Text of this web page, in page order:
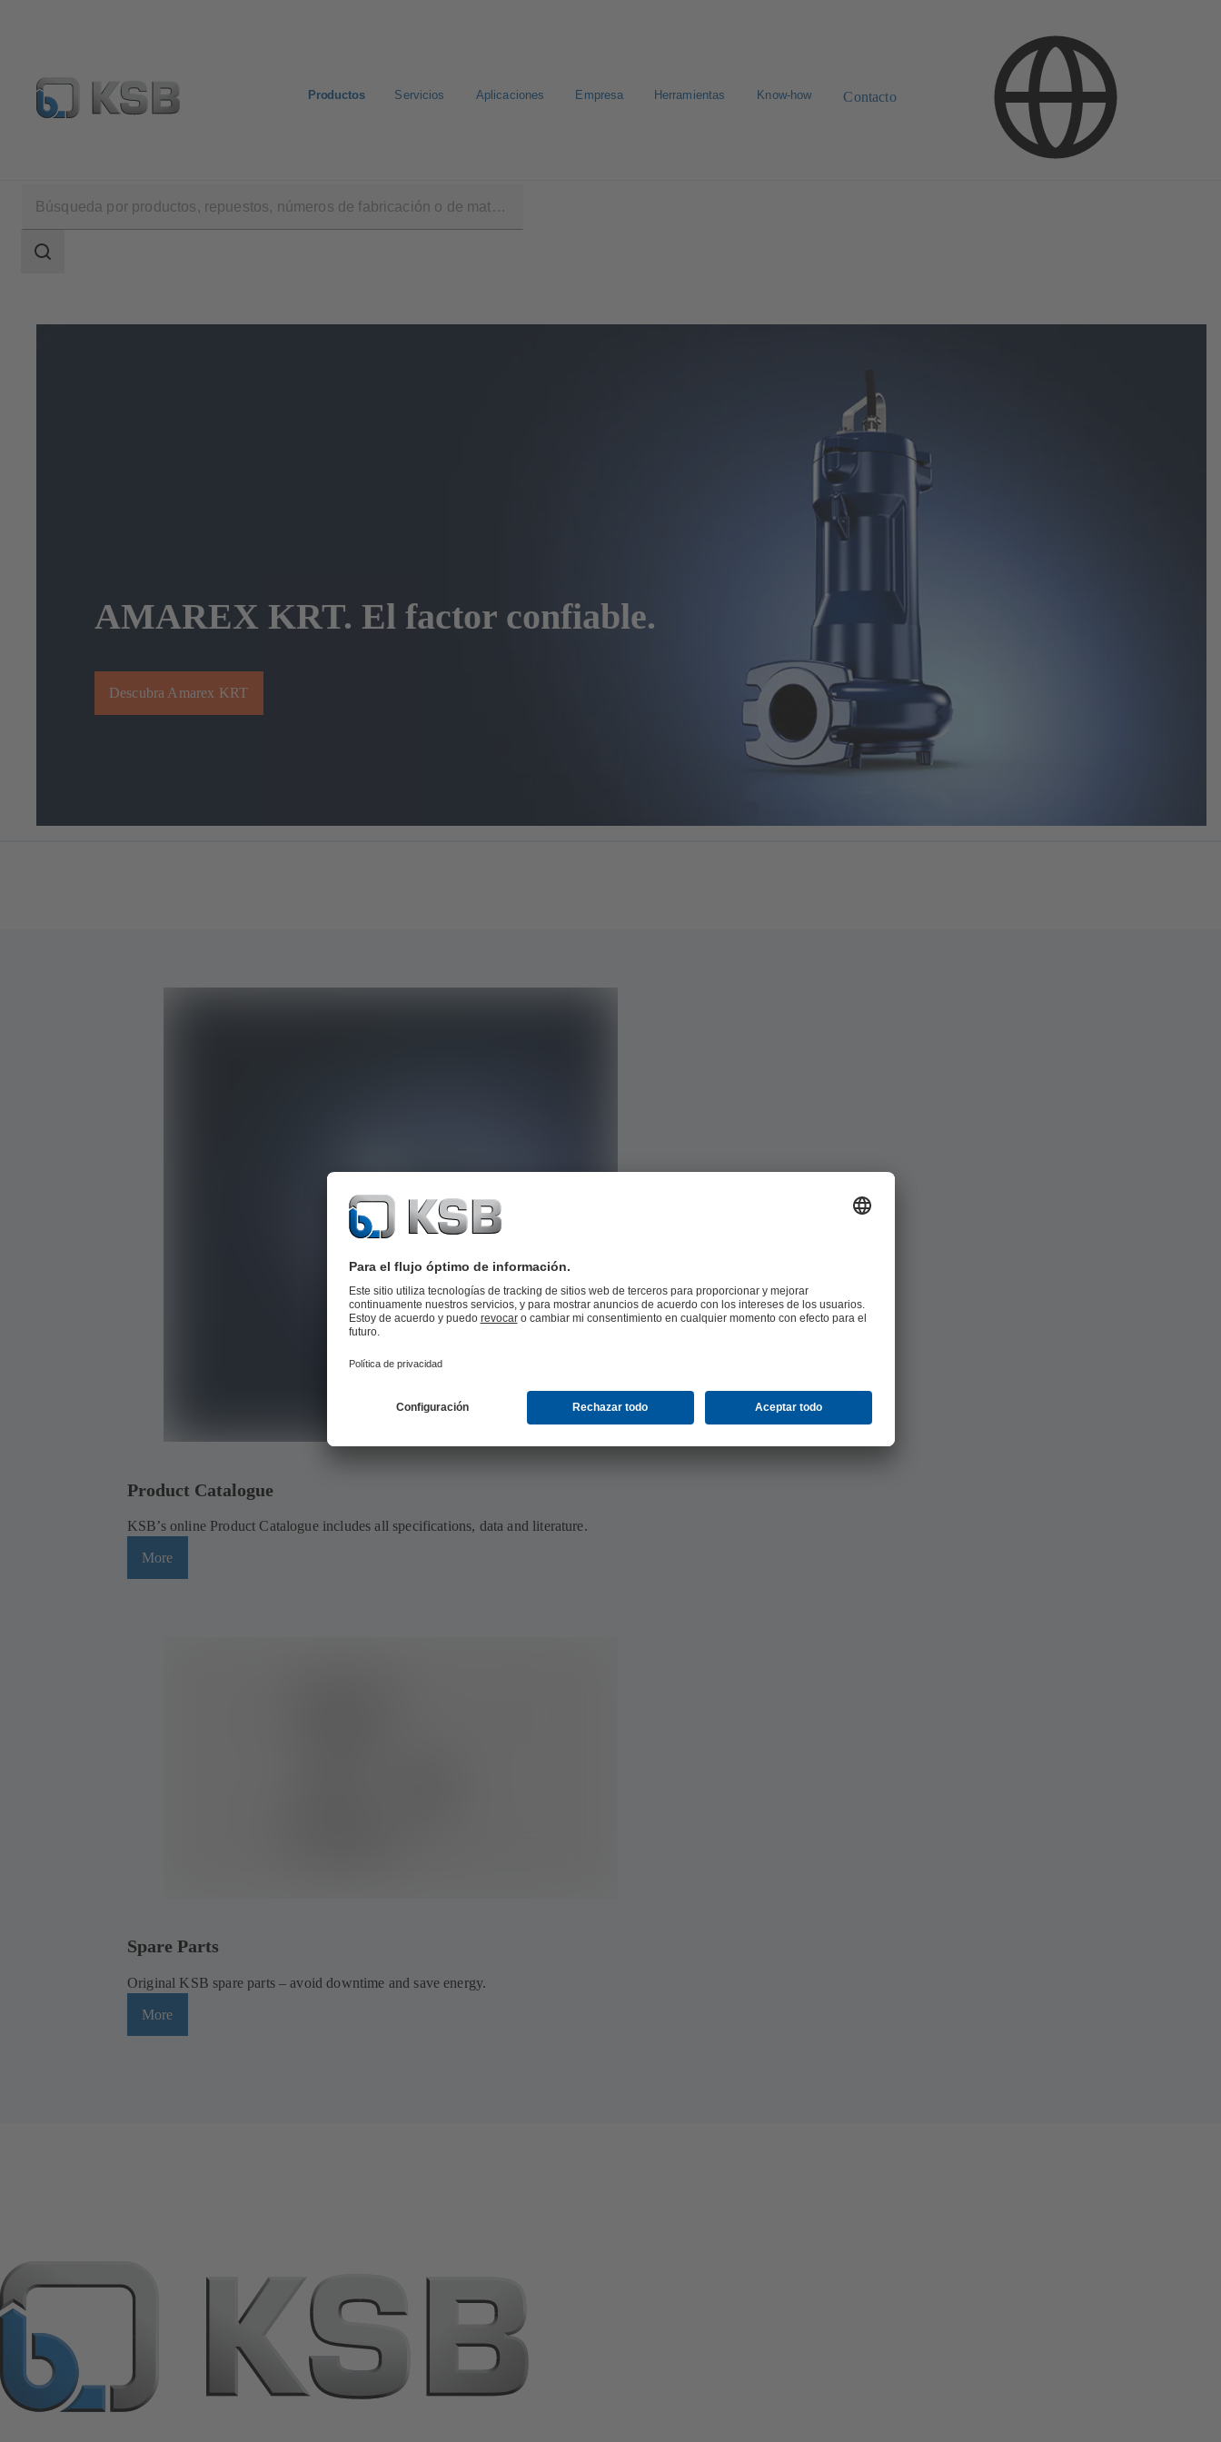
Productos Servicios Aplicaciones Empresa Herramientas Know-how Contacto
Área
AMAREX KRT. El factor confiable.
Descubra Amarex KRT
Product Catalogue
KSB’s online Product Catalogue includes all specifications, data and literature.
More
Spare Parts
Original KSB spare parts – avoid downtime and save energy.
More